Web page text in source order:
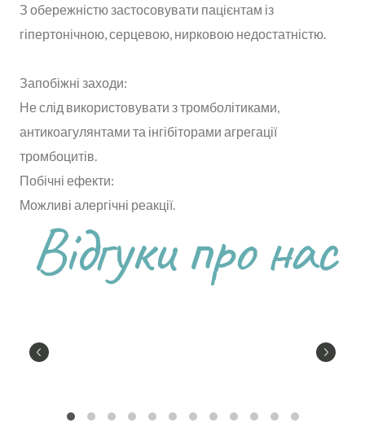
З обережністю застосовувати пацієнтам із
гіпертонічною, серцевою, нирковою недостатністю.
Запобіжні заходи:
Не слід використовувати з тромболітиками,
антикоагулянтами та інгібіторами агрегації
тромбоцитів.
Побічні ефекти:
Можливі алергічні реакції.
Відгуки про нас